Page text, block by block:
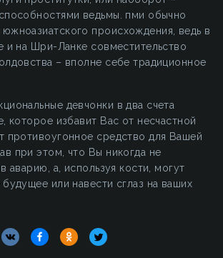
ведьмы. пми обычно
происхождения, ведь в
и на Шри-Ланке совместительство
– вполне себе традиционное
девчонки в два счета
которое избавит Вас от несчастной
противоугонное средство для Вашей
при этом, что Вы никогда не
аварию, а, используя кости, могут
будущее или навести сглаз на ваших